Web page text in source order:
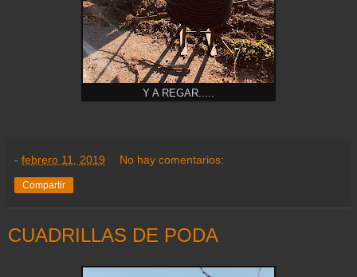
Y A REGAR.....
- febrero 11, 2019 No hay comentarios:
Compartir
CUADRILLAS DE PODA